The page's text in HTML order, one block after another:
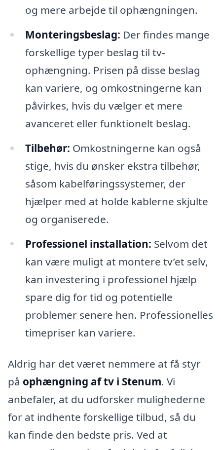
og mere arbejde til ophængningen.
Monteringsbeslag: Der findes mange
forskellige typer beslag til tv-
ophængning. Prisen på disse beslag
kan variere, og omkostningerne kan
påvirkes, hvis du vælger et mere
avanceret eller funktionelt beslag.
Tilbehør: Omkostningerne kan også
stige, hvis du ønsker ekstra tilbehør,
såsom kabelføringssystemer, der
hjælper med at holde kablerne skjulte
og organiserede.
Professionel installation: Selvom det
kan være muligt at montere tv’et selv,
kan investering i professionel hjælp
spare dig for tid og potentielle
problemer senere hen. Professionelles
timepriser kan variere.
Aldrig har det været nemmere at få styr
på ophængning af tv i Stenum. Vi
anbefaler, at du udforsker mulighederne
for at indhente forskellige tilbud, så du
kan finde den bedste pris. Ved at